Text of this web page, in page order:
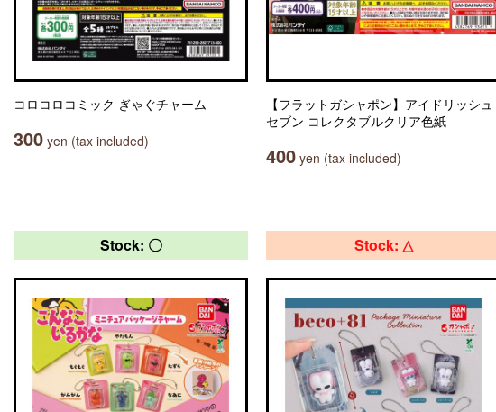
コロコロコミック ぎゃぐチャーム
300 yen (tax included)
【フラットガシャポン】アイドリッシュ
セブン コレクタブルクリア色紙
400 yen (tax included)
Stock: 〇 Stock: △